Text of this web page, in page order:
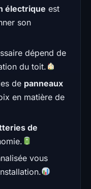
électrique est
son
dépend de
du toit.
de panneaux
en matière de
de
vous